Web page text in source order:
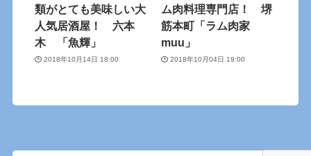
類がとても美味しい大
人気居酒屋！ 六本
木 「魚輝」
2018年10月14日 18:00
ム肉料理専門店！ 堺
筋本町「ラム肉家
muu」
2018年10月04日 19:00